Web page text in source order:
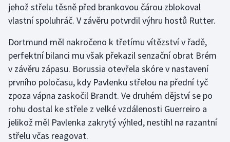
Stolní tenis
Triatlon
Veslování
Vodní slalom
Volejbal
Ostatní
jehož střelu těsně před brankovou čárou zblokoval
vlastní spoluhráč. V závěru potvrdil výhru hostů Rutter.
Dortmund měl nakročeno k třetímu vítězství v řadě,
perfektní bilanci mu však překazil senzační obrat Brém
v závěru zápasu. Borussia otevřela skóre v nastavení
prvního poločasu, kdy Pavlenku střelou na přední tyč
zpoza vápna zaskočil Brandt. Ve druhém dějství se po
rohu dostal ke střele z velké vzdálenosti Guerreiro a
jelikož měl Pavlenka zakrytý výhled, nestihl na razantní
střelu včas reagovat.